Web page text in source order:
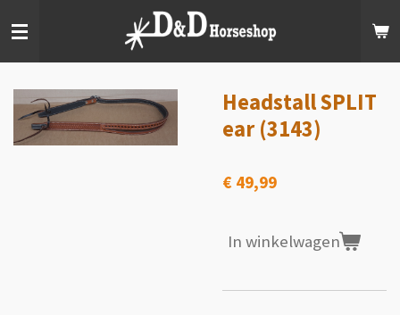
direct
hoofdinhoud
Headstall SPLIT
ear (3143)
€ 49,99
In winkelwagen